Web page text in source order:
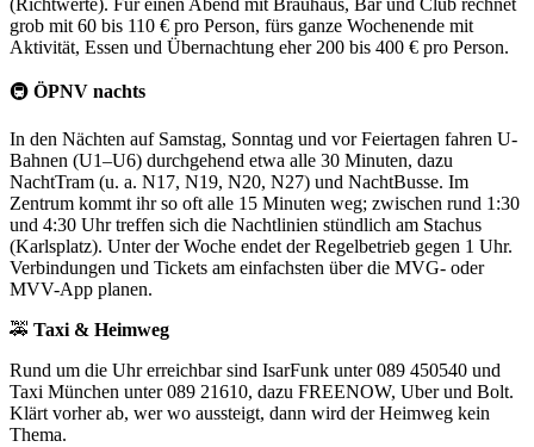
grob mit 60 bis 110 € pro Person, fürs ganze Wochenende mit
Aktivität, Essen und Übernachtung eher 200 bis 400 € pro Person.
🚇 ÖPNV nachts
In den Nächten auf Samstag, Sonntag und vor Feiertagen fahren U-
Bahnen (U1–U6) durchgehend etwa alle 30 Minuten, dazu
NachtTram (u. a. N17, N19, N20, N27) und NachtBusse. Im
Zentrum kommt ihr so oft alle 15 Minuten weg; zwischen rund 1:30
und 4:30 Uhr treffen sich die Nachtlinien stündlich am Stachus
(Karlsplatz). Unter der Woche endet der Regelbetrieb gegen 1 Uhr.
Verbindungen und Tickets am einfachsten über die MVG- oder
MVV-App planen.
🚕 Taxi & Heimweg
Rund um die Uhr erreichbar sind IsarFunk unter 089 450540 und
Taxi München unter 089 21610, dazu FREENOW, Uber und Bolt.
Klärt vorher ab, wer wo aussteigt, dann wird der Heimweg kein
Thema.